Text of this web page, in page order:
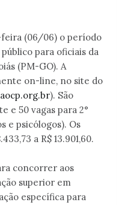
(06/06) o período
para oficiais da
(PM-GO). A
on-line, no site do
). São
e 50 vagas para 2°
e psicólogos). Os
a R$ 13.901,60.
concorrer aos
superior em
específica para